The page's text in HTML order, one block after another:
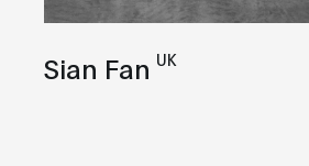
Sian Fan UK